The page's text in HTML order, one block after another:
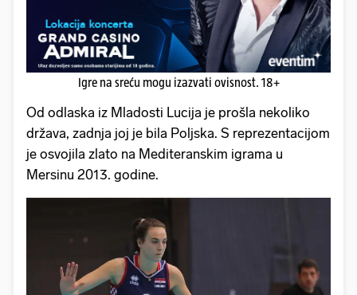
Igre na sreću mogu izazvati ovisnost. 18+
Od odlaska iz Mladosti Lucija je prošla nekoliko
država, zadnja joj je bila Poljska. S reprezentacijom
je osvojila zlato na Mediteranskim igrama u
Mersinu 2013. godine.